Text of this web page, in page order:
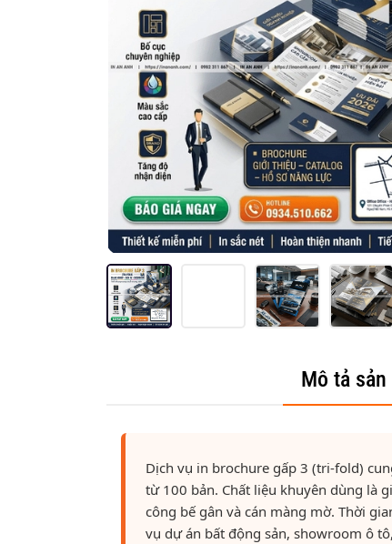
Mô tả sản
Dịch vụ in brochure gấp 3 (tri-fold)
từ 100 bản. Chất liệu khuyên dùng là
công bế gân và cán màng mờ. Thời
vụ dự án bất động sản, showroom ô